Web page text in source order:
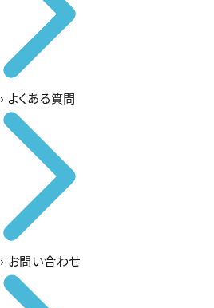
› よくある質問
› お問い合わせ